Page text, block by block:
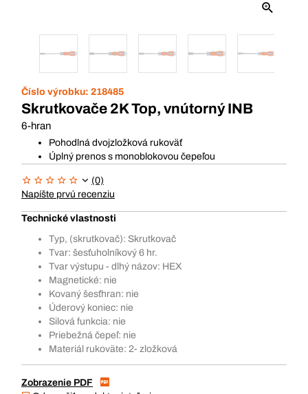
Číslo výrobku: 218485
Skrutkovače 2K Top, vnútorný INB
6-hran
Pohodlná dvojzložková rukoväť
Úplný prenos s monoblokovou čepeľou
(0)
Napíšte prvú recenziu
Technické vlastnosti
Typ, (skrutkovač): Skrutkovač
Tvar: šesťuholníkový 6 hr.
Tvar výstupu - dlhý názov: HEX
Magnetické: nie
Kovaný šesťhran: nie
Úderový koniec: nie
Silová funkcia: nie
Priebežná čepeľ: nie
Materiál rukoväte: 2- zložková
Zobrazenie PDF